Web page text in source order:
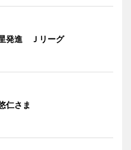
発進 Ｊリーグ
仁さま